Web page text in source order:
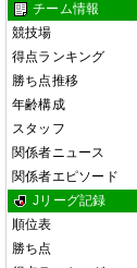
チーム情報
競技場
得点ランキング
勝ち点推移
年齢構成
スタッフ
関係者ニュース
関係者エピソード
Jリーグ記録
順位表
勝ち点